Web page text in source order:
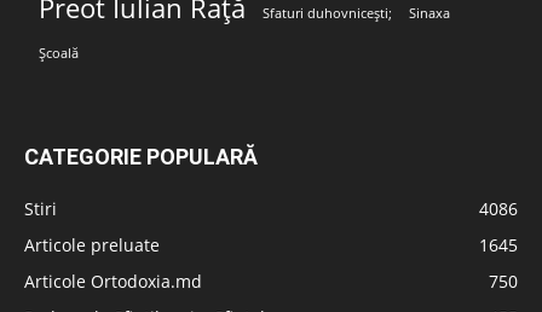
Preot Iulian Rață Sfaturi duhovnicești; Sinaxa
Școală
CATEGORIE POPULARĂ
Stiri
4086
Articole preluate
1645
Articole Ortodoxia.md
750